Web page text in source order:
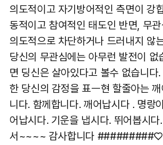
의도적이고 자기방어적인 측면이 강
동적이고 참여적인 태도인 반면, 무
의도적으로 차단하거나 드러내지 않
당신의 무관심에는 아무런 발전이 없
면 딩신은 살아있다고 볼수 없습니다
한 당신의 감정을 표ㅡ현 할줄아는
니다. 함께합니다. 깨어납시다 . 명랑
어납시다. 기운을 냅시다. 뛰어봅시
서~~~~ 감사합니다